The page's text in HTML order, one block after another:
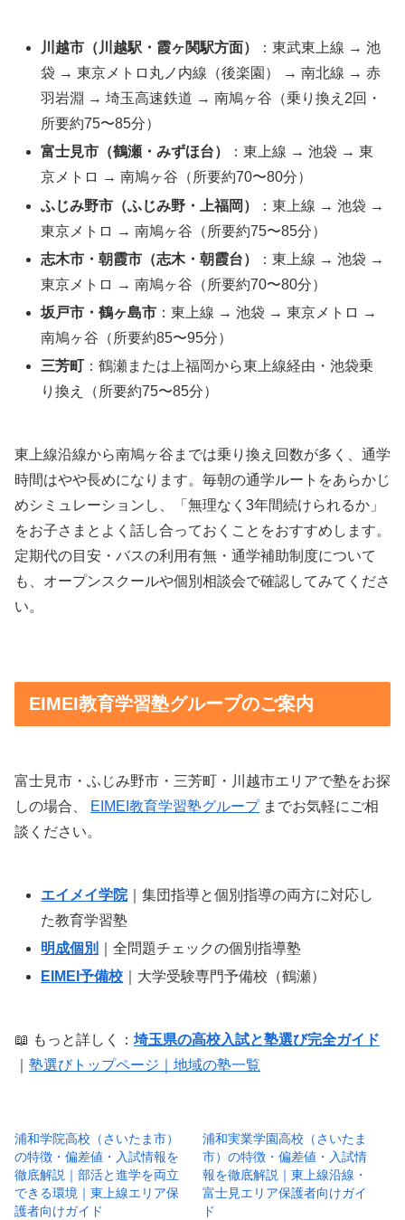
川越市（川越駅・霞ヶ関駅方面）
：東武東上線 → 池
袋 → 東京メトロ丸ノ内線（後楽園） → 南北線 → 赤
羽岩淵 → 埼玉高速鉄道 → 南鳩ヶ谷（乗り換え2回・
所要約75〜85分）
富士見市（鶴瀬・みずほ台）
：東上線 → 池袋 → 東
京メトロ → 南鳩ヶ谷（所要約70〜80分）
ふじみ野市（ふじみ野・上福岡）
：東上線 → 池袋 →
東京メトロ → 南鳩ヶ谷（所要約75〜85分）
志木市・朝霞市（志木・朝霞台）
：東上線 → 池袋 →
東京メトロ → 南鳩ヶ谷（所要約70〜80分）
坂戸市・鶴ヶ島市 ：東上線 → 池袋 → 東京メトロ →
南鳩ヶ谷（所要約85〜95分）
三芳町 ：鶴瀬または上福岡から東上線経由・池袋乗
り換え（所要約75〜85分）
東上線沿線から南鳩ヶ谷までは乗り換え回数が多く、通学
時間はやや長めになります。毎朝の通学ルートをあらかじ
めシミュレーションし、「無理なく3年間続けられるか」
をお子さまとよく話し合っておくことをおすすめします。
定期代の目安・バスの利用有無・通学補助制度について
も、オープンスクールや個別相談会で確認してみてくださ
い。
EIMEI教育学習塾グループのご案内
富士見市・ふじみ野市・三芳町・川越市エリアで塾をお探
しの場合、
EIMEI教育学習塾グループまでお気軽にご相
談ください。
エイメイ学院｜集団指導と個別指導の両方に対応し
た教育学習塾
明成個別
｜全問題チェックの個別指導塾
EIMEI予備校 ｜大学受験専門予備校（鶴瀬）
📖 もっと詳しく： 埼玉県の高校入試と塾選び完全ガイド
塾選びトップページ｜地域の塾一覧
浦和学院高校（さいたま市）
の特徴・偏差値・入試情報を
徹底解説｜部活と進学を両立
できる環境｜東上線エリア保
護者向けガイド
浦和実業学園高校（さいたま
市）の特徴・偏差値・入試情
報を徹底解説｜東上線沿線・
富士見エリア保護者向けガイ
ド